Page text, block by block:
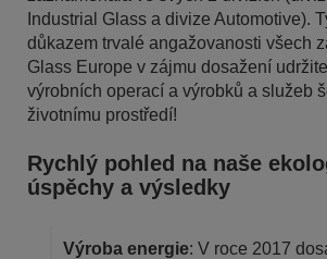
Industrial Glass a divize Automotive).
důkazem trvalé angažovanosti všech
Glass Europe v zájmu dosažení
výrobních operací a výrobků a služeb
životnímu prostředí!
Rychlý pohled na naše
úspěchy a výsledky
Výroba energie: V roce 2017